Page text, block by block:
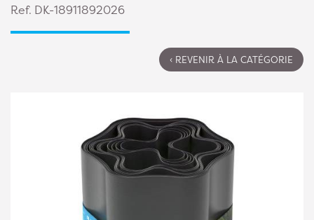
Ref. DK-18911892026
‹ REVENIR À LA CATÉGORIE